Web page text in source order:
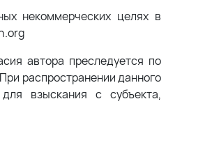
некоммерческих целях в
автора преследуется по
распространении данного
взыскания с субъекта,